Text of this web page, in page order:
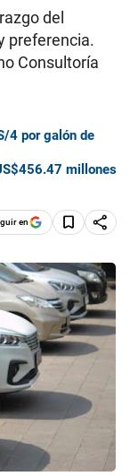
del
preferencia.
Consultoría
4 por galón de
millones
en